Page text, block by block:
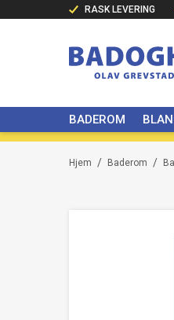
RASK LEVERING
BADEROM
/
Hjem /
Baderom